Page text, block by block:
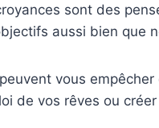
sont des
aussi bien que
vous
de vos rêves ou